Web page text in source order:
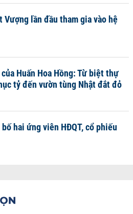
Vượng lần đầu tham gia vào hệ
Huấn Hoa Hồng: Từ biệt thự
tỷ đến vườn tùng Nhật đắt đỏ
hai ứng viên HĐQT, cổ phiếu